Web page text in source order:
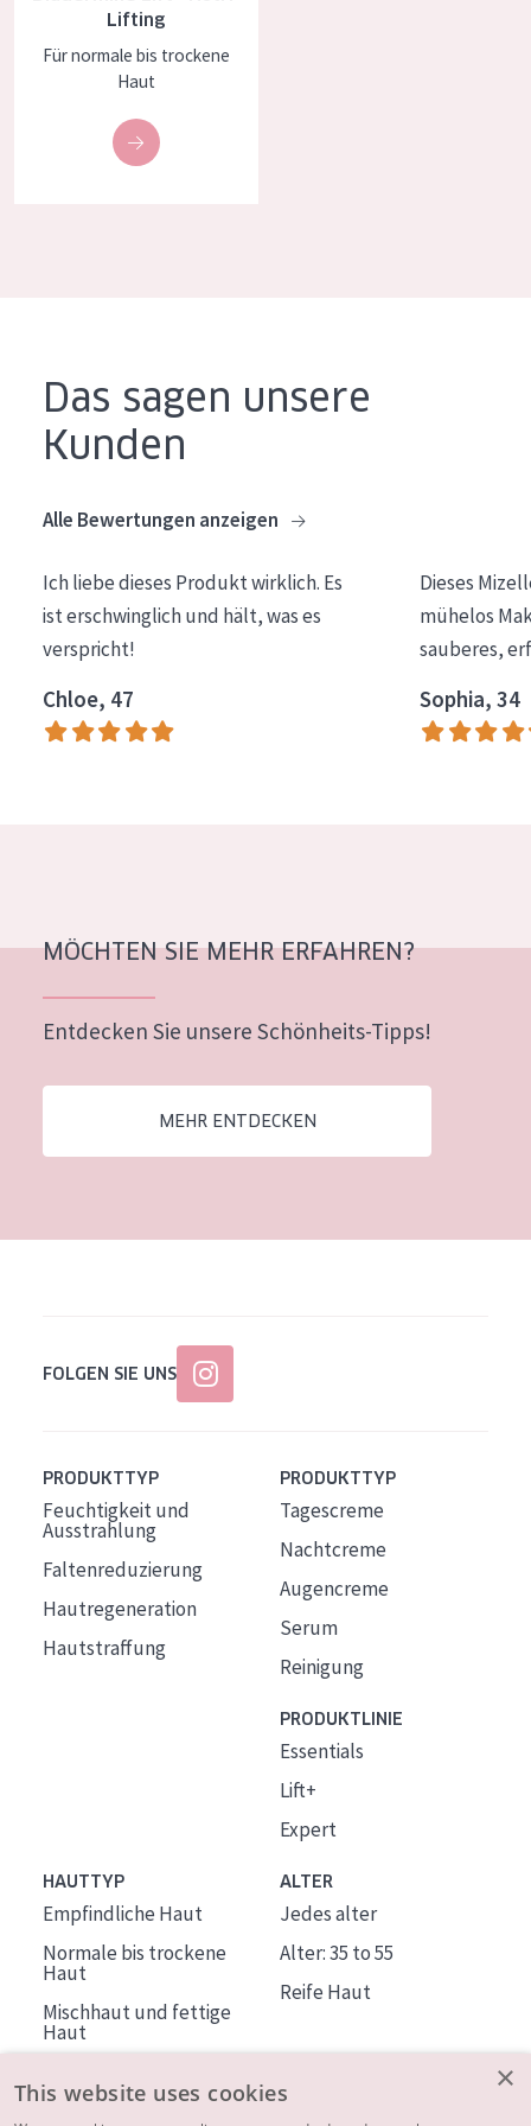
Essentials
Der Sonne ausgesetzte Haut
Jedes alter
Reife Haut
Lifting
Für normale bis trockene
Haut
Das sagen unsere
Kunden
Alle Bewertungen anzeigen
Ich liebe dieses Produkt wirklich. Es
ist erschwinglich und hält, was es
verspricht!
Chloe, 47
Dieses
mühelos
sauberes,
Sophia, 34
MÖCHTEN SIE MEHR ERFAHREN?
Entdecken Sie unsere Schönheits-Tipps!
MEHR ENTDECKEN
FOLGEN SIE UNS
PRODUKTTYP
Feuchtigkeit und
Ausstrahlung
Faltenreduzierung
Hautregeneration
Hautstraffung
PRODUKTTYP
Tagescreme
Nachtcreme
Augencreme
Serum
Reinigung
PRODUKTLINIE
Essentials
Lift+
Expert
HAUTTYP
Empfindliche Haut
Normale bis trockene
Haut
Mischhaut und fettige
Haut
ALTER
Jedes alter
Alter: 35 to 55
Reife Haut
×
This website uses cookies